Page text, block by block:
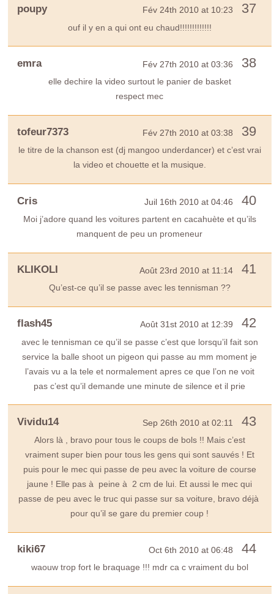
poupy Fév 24th 2010 at 10:23 37
ouf il y en a qui ont eu chaud!!!!!!!!!!!!!
emra Fév 27th 2010 at 03:36 38
elle dechire la video surtout le panier de basket
respect mec
tofeur7373 Fév 27th 2010 at 03:38 39
le titre de la chanson est (dj mangoo underdancer) et c’est vrai
la video et chouette et la musique.
Cris Juil 16th 2010 at 04:46 40
Moi j’adore quand les voitures partent en cacahuète et qu’ils
manquent de peu un promeneur
KLIKOLI Août 23rd 2010 at 11:14 41
Qu’est-ce qu’il se passe avec les tennisman ??
flash45 Août 31st 2010 at 12:39 42
avec le tennisman ce qu’il se passe c’est que lorsqu’il fait son
service la balle shoot un pigeon qui passe au mm moment je
l’avais vu a la tele et normalement apres ce que l’on ne voit
pas c’est qu’il demande une minute de silence et il prie
Vividu14 Sep 26th 2010 at 02:11 43
Alors là , bravo pour tous le coups de bols !! Mais c’est
vraiment super bien pour tous les gens qui sont sauvés ! Et
puis pour le mec qui passe de peu avec la voiture de course
jaune ! Elle pas à peine à 2 cm de lui. Et aussi le mec qui
passe de peu avec le truc qui passe sur sa voiture, bravo déjà
pour qu’il se gare du premier coup !
kiki67 Oct 6th 2010 at 06:48 44
waouw trop fort le braquage !!! mdr ca c vraiment du bol